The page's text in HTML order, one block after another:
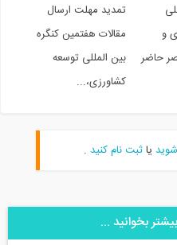
حاضر
تمدید مهلت ارسال
مقالات هفتمین کنگره
بین المللی توسعه
کشاورزی،...
یاثبت نام کنید.